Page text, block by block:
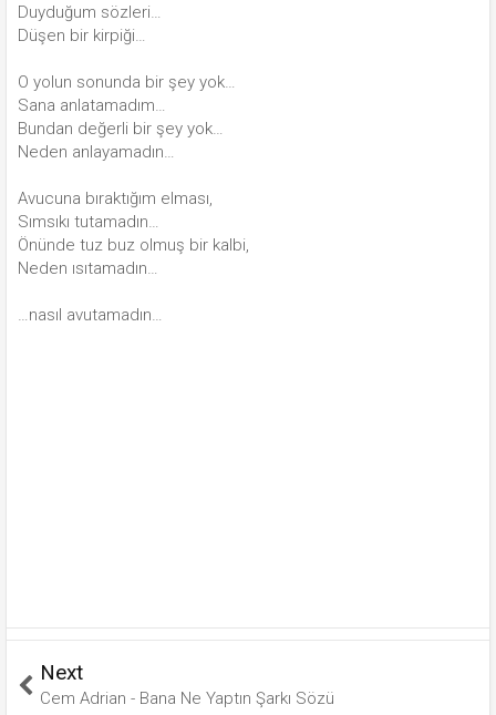
Duyduğum sözleri…
Düşen bir kirpiği…
O yolun sonunda bir şey yok…
Sana anlatamadım…
Bundan değerli bir şey yok…
Neden anlayamadın…
Avucuna bıraktığım elması,
Sımsıkı tutamadın…
Önünde tuz buz olmuş bir kalbi,
Neden ısıtamadın…
…nasıl avutamadın…
Next
Cem Adrian - Bana Ne Yaptın Şarkı Sözü